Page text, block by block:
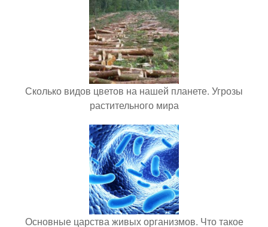
Сколько видов цветов на нашей планете. Угрозы
растительного мира
Основные царства живых организмов. Что такое